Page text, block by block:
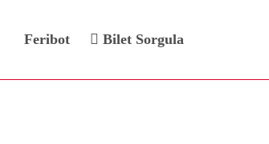
Feribot Bilet Sorgula